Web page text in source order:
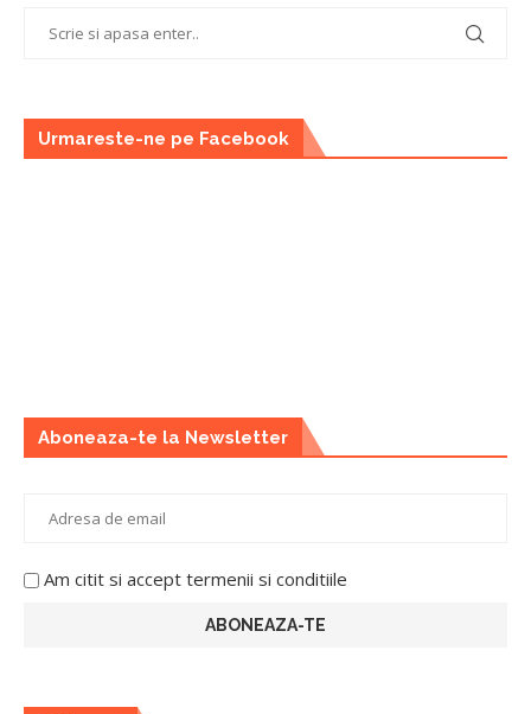
Urmareste-ne pe Facebook
Aboneaza-te la Newsletter
Am citit si accept termenii si conditiile